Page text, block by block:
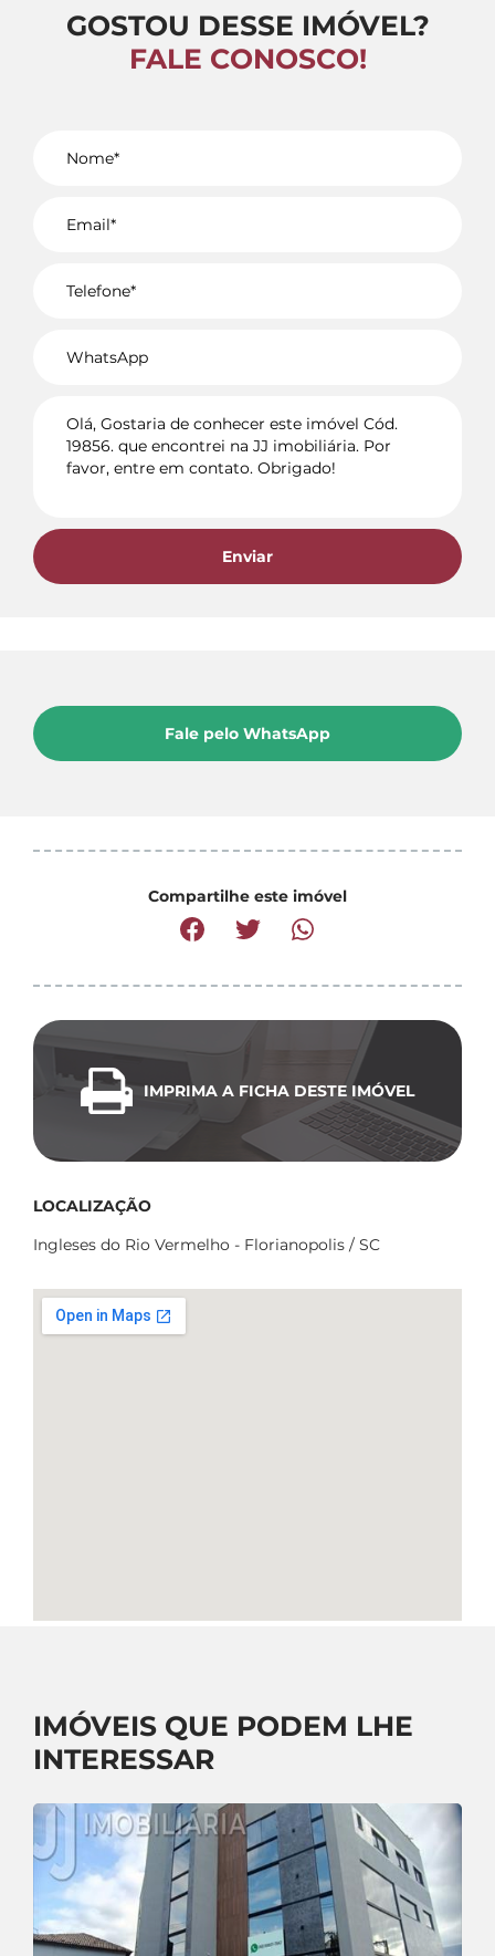
GOSTOU DESSE IMÓVEL?
FALE CONOSCO!
Enviar
Fale pelo WhatsApp
Compartilhe este imóvel
IMPRIMA A FICHA DESTE IMÓVEL
LOCALIZAÇÃO
Ingleses do Rio Vermelho - Florianopolis / SC
IMÓVEIS QUE PODEM LHE
INTERESSAR